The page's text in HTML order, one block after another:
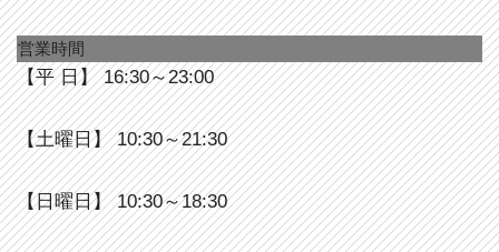
営業時間
【平 日】 16:30～23:00
【土曜日】 10:30～21:30
【日曜日】 10:30～18:30